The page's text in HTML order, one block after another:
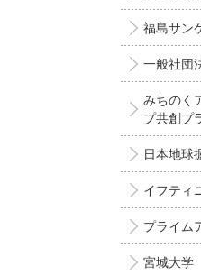
福島サン
一般社団
みちのく
プ共創プ
日本地球
イフティ
プライム
宮城大学